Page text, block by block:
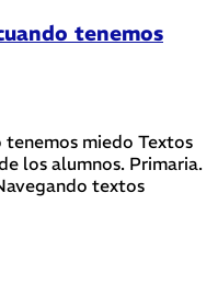
tenemos
tenemos miedo Textos
los alumnos. Primaria.
textos